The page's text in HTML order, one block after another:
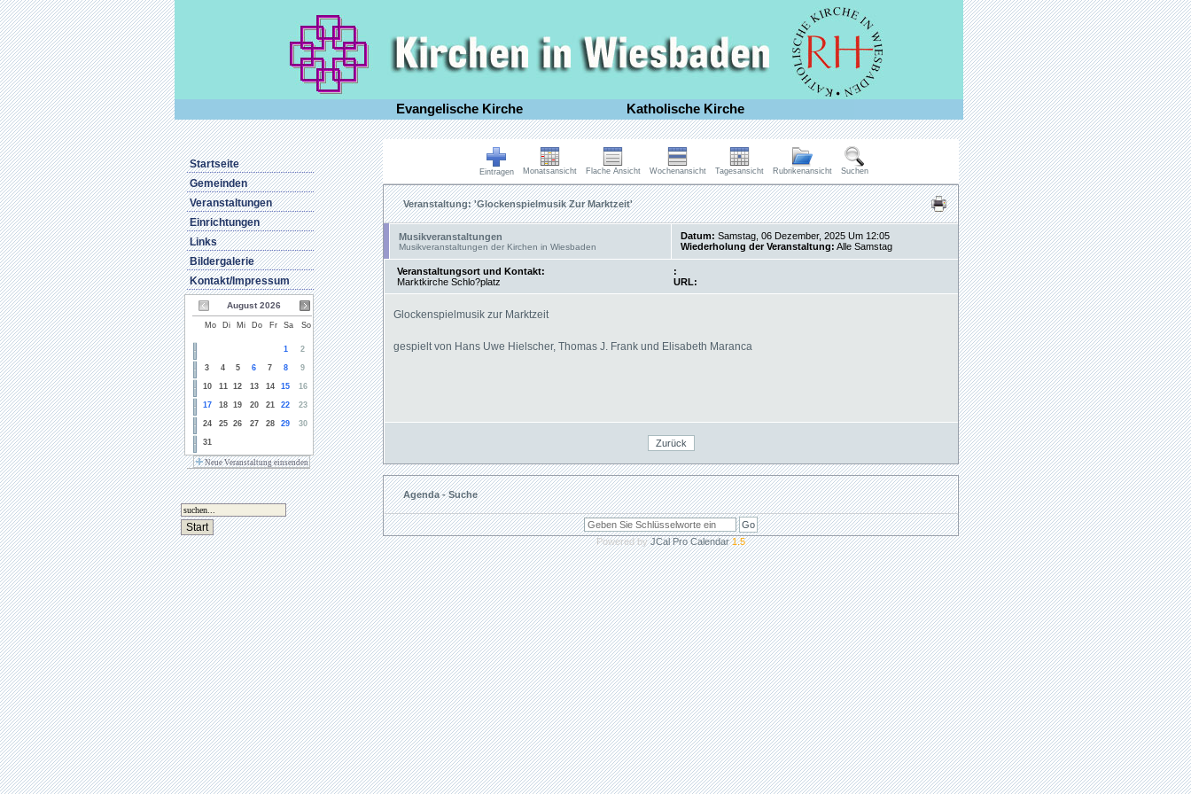
Evangelische Kirche Katholische Kirche
Startseite
Gemeinden
Veranstaltungen
Einrichtungen
Links
Bildergalerie
Kontakt/Impressum
August 2026
Mo Di Mi Do Fr Sa So
1 2
3 4 5 6 7 8 9
10 11 12 13 14 15 16
17 18 19 20 21 22 23
24 25 26 27 28 29 30
31
Neue Veranstaltung einsenden
Eintragen Monatsansicht Flache Ansicht Wochenansicht Tagesansicht Rubrikenansicht Suchen
Veranstaltung: 'Glockenspielmusik Zur Marktzeit'
Musikveranstaltungen
Musikveranstaltungen der Kirchen in Wiesbaden
Datum: Samstag, 06 Dezember, 2025 Um 12:05
Wiederholung der Veranstaltung: Alle Samstag
Veranstaltungsort und Kontakt:
Marktkirche Schlo?platz
:
URL:
Glockenspielmusik zur Marktzeit
gespielt von Hans Uwe Hielscher, Thomas J. Frank und Elisabeth Maranca
Agenda - Suche
Powered byJCal Pro Calendar1.5